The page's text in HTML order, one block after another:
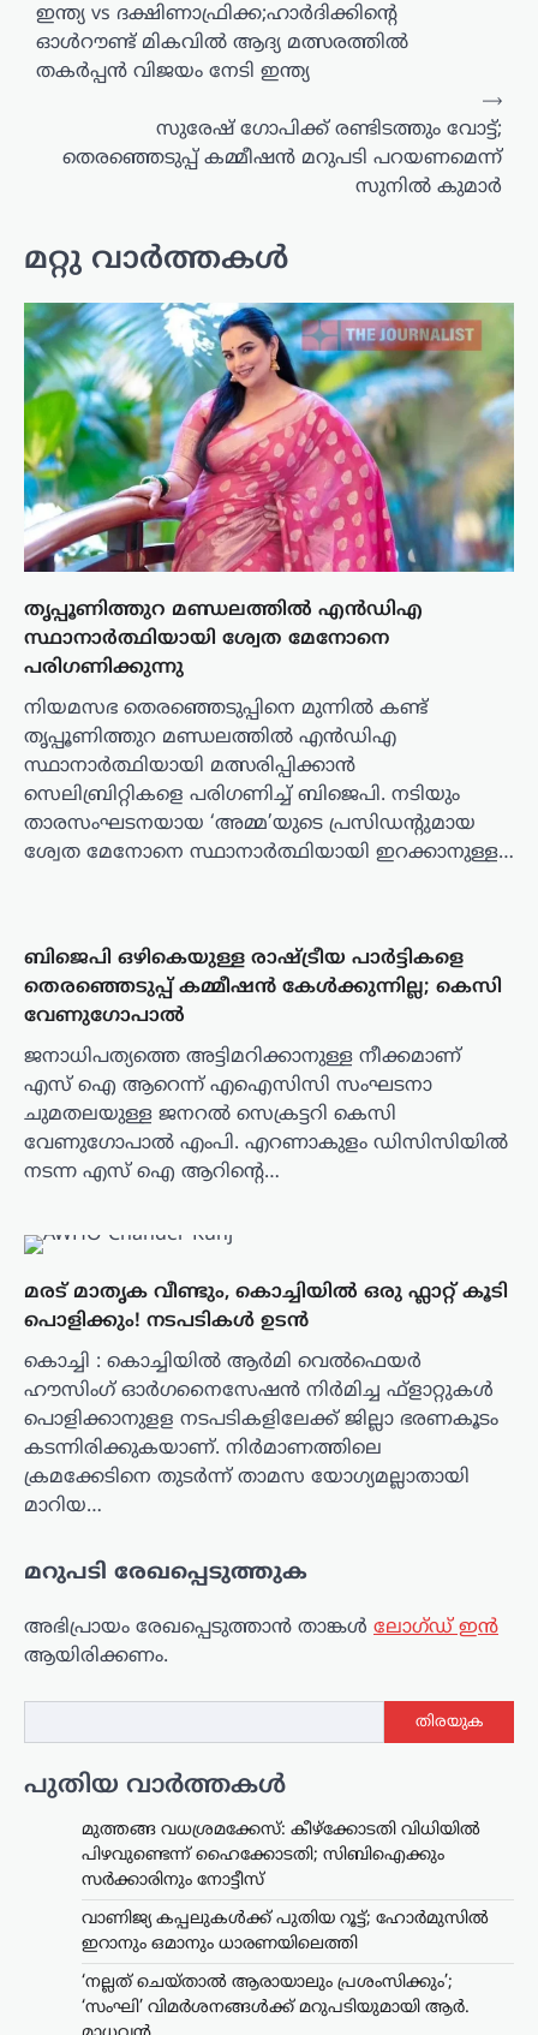
ഇന്ത്യ vs ദക്ഷിണാഫ്രിക്ക;ഹാർദിക്കിന്‍റെ
ഓൾറൗണ്ട് മികവിൽ ആദ്യ മത്സരത്തിൽ
തകർപ്പൻ വിജയം നേടി ഇന്ത്യ
സുരേഷ് ഗോപിക്ക് രണ്ടിടത്തും വോട്ട്;
തെരഞ്ഞെടുപ്പ് കമ്മീഷൻ മറുപടി പറയണമെന്ന്
സുനിൽ കുമാർ
⟶
മറ്റു വാർത്തകൾ
തൃപ്പൂണിത്തുറ മണ്ഡലത്തില്‍ എന്‍ഡിഎ
സ്ഥാനാര്‍ത്ഥിയായി ശ്വേത മേനോനെ
പരിഗണിക്കുന്നു
നിയമസഭ തെരഞ്ഞെടുപ്പിനെ മുന്നിൽ കണ്ട്
തൃപ്പൂണിത്തുറ മണ്ഡലത്തിൽ എൻഡിഎ
സ്ഥാനാർത്ഥിയായി മത്സരിപ്പിക്കാൻ
സെലിബ്രിറ്റികളെ പരിഗണിച്ച് ബിജെപി. നടിയും
താരസംഘടനയായ ‘അമ്മ’യുടെ പ്രസിഡന്റുമായ
ശ്വേത മേനോനെ സ്ഥാനാർത്ഥിയായി ഇറക്കാനുള്ള…
ബിജെപി ഒഴികെയുള്ള രാഷ്ട്രീയ പാര്‍ട്ടികളെ
തെരഞ്ഞെടുപ്പ് കമ്മീഷന്‍ കേള്‍ക്കുന്നില്ല; കെസി
വേണുഗോപാൽ
ജനാധിപത്യത്തെ അട്ടിമറിക്കാനുള്ള നീക്കമാണ്
എസ് ഐ ആറെന്ന് എഐസിസി സംഘടനാ
ചുമതലയുള്ള ജനറല്‍ സെക്രട്ടറി കെസി
വേണുഗോപാല്‍ എംപി. എറണാകുളം ഡിസിസിയില്‍
നടന്ന എസ് ഐ ആറിന്റെ…
മരട് മാതൃക വീണ്ടും, കൊച്ചിയിൽ ഒരു ഫ്ലാറ്റ് കൂടി
പൊളിക്കും! നടപടികൾ ഉടൻ
കൊച്ചി : കൊച്ചിയില്‍ ആര്‍മി വെല്‍ഫെയര്‍
ഹൗസിംഗ് ഓര്‍ഗനൈസേഷന്‍ നിര്‍മിച്ച ഫ്ളാറ്റുകള്‍
പൊളിക്കാനുളള നടപടികളിലേക്ക് ജില്ലാ ഭരണകൂടം
കടന്നിരിക്കുകയാണ്. നിര്‍മാണത്തിലെ
ക്രമക്കേടിനെ തുടര്‍ന്ന് താമസ യോഗ്യമല്ലാതായി
മാറിയ…
മറുപടി രേഖപ്പെടുത്തുക
അഭിപ്രായം രേഖപ്പെടുത്താ‍ൻ താങ്കൾ ലോഗ്ഡ് ഇൻ
ആയിരിക്കണം.
തിരയുക
പുതിയ വാർത്തകൾ
മുത്തങ്ങ വധശ്രമക്കേസ്: കീഴ്‌ക്കോടതി വിധിയിൽ
പിഴവുണ്ടെന്ന് ഹൈക്കോടതി; സിബിഐക്കും
സർക്കാരിനും നോട്ടീസ്
വാണിജ്യ കപ്പലുകൾക്ക് പുതിയ റൂട്ട്; ഹോർമുസിൽ
ഇറാനും ഒമാനും ധാരണയിലെത്തി
‘നല്ലത് ചെയ്താൽ ആരായാലും പ്രശംസിക്കും’;
‘സംഘി’ വിമർശനങ്ങൾക്ക് മറുപടിയുമായി ആർ.
കരിങ്കുപ്പായത്തിൽ
കുഴിച്ചുമൂടുന്ന പരിപാടി;
നിരോധിക്കണമെന്ന്
എം.എൻ. കാരശേരി
ന്യൂസ് ഡെസ്ക്
മുഖം പൂർണമായി മറയ്ക്കുന്ന പർദയായ
നിഖാബ് നിരോധിക്കണമെന്ന്
എഴുത്തുകാരനും സാമൂഹ്യ
നിരീക്ഷകനുമായ എം.എൻ. കാരശേരി
അഭിപ്രായപ്പെട്ടു. നിഖാബ് ധരിക്കുന്നത്